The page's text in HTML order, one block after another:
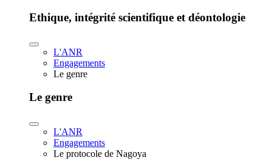
Ethique, intégrité scientifique et déontologie
L'ANR
Engagements
Le genre
Le genre
L'ANR
Engagements
Le protocole de Nagoya